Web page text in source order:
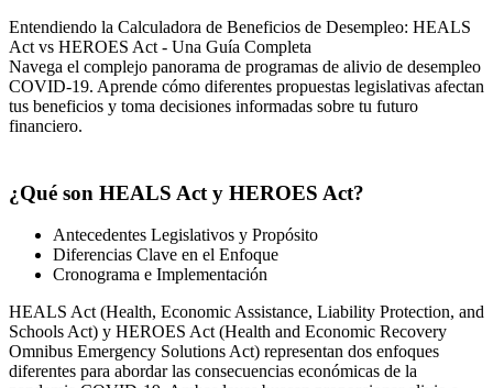
Entendiendo la Calculadora de Beneficios de Desempleo: HEALS
Act vs HEROES Act - Una Guía Completa
Navega el complejo panorama de programas de alivio de desempleo
COVID-19. Aprende cómo diferentes propuestas legislativas afectan
tus beneficios y toma decisiones informadas sobre tu futuro
financiero.
¿Qué son HEALS Act y HEROES Act?
Antecedentes Legislativos y Propósito
Diferencias Clave en el Enfoque
Cronograma e Implementación
HEALS Act (Health, Economic Assistance, Liability Protection, and
Schools Act) y HEROES Act (Health and Economic Recovery
Omnibus Emergency Solutions Act) representan dos enfoques
diferentes para abordar las consecuencias económicas de la